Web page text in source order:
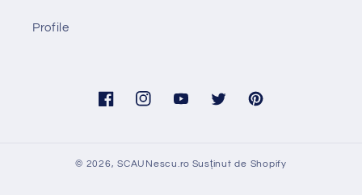
Profile
FacebookInstagramYouTubeTwitter Pinterest
© 2026,SCAUNescu.ro Susținut de Shopify